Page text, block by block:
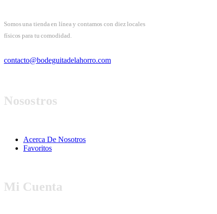
Somos una tienda en línea y contamos con diez locales
físicos para tu comodidad.
contacto@bodeguitadelahorro.com
Nosostros
Acerca De Nosotros
Favoritos
Mi Cuenta